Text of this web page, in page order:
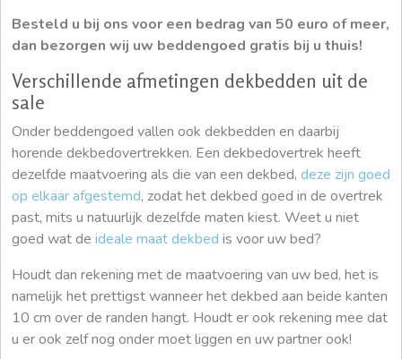
Besteld u bij ons voor een bedrag van 50 euro of meer,
dan bezorgen wij uw beddengoed gratis bij u thuis!
Verschillende afmetingen dekbedden uit de
sale
Onder beddengoed vallen ook dekbedden en daarbij
horende dekbedovertrekken. Een dekbedovertrek heeft
dezelfde maatvoering als die van een dekbed, deze zijn goed
op elkaar afgestemd, zodat het dekbed goed in de overtrek
past, mits u natuurlijk dezelfde maten kiest. Weet u niet
goed wat de ideale maat dekbed is voor uw bed?
Houdt dan rekening met de maatvoering van uw bed, het is
namelijk het prettigst wanneer het dekbed aan beide kanten
10 cm over de randen hangt. Houdt er ook rekening mee dat
u er ook zelf nog onder moet liggen en uw partner ook!